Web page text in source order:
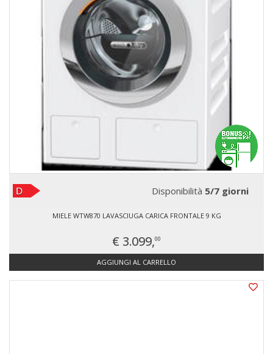
Disponibilità 5/7 giorni
MIELE WTW870 LAVASCIUGA CARICA FRONTALE 9 KG
€ 3.099,00
AGGIUNGI AL CARRELLO